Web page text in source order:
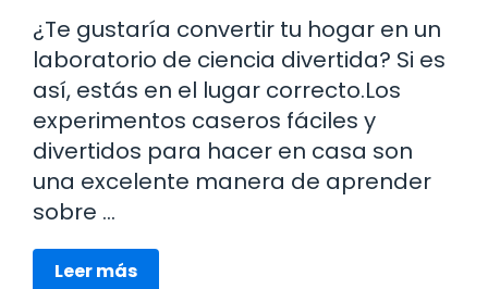
¿Te gustaría convertir tu hogar en un
laboratorio de ciencia divertida? Si es
así, estás en el lugar correcto.Los
experimentos caseros fáciles y
divertidos para hacer en casa son
una excelente manera de aprender
sobre …
Leer más